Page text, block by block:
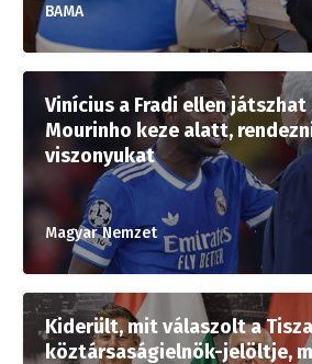
BAMA
Vinícius a Fradi ellen
Mourinho keze alatt,
viszonyukat
Magyar Nemzet
Kiderült, mit válaszolt a Tisza
köztársaságielnök-jelöltje,